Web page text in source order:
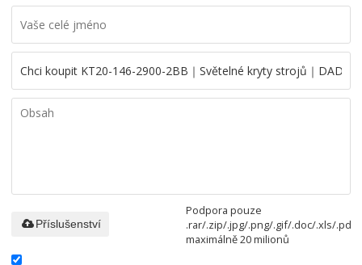
Podpora pouze
.rar/.zip/.jpg/.png/.gif/.doc/.xls/.pdf,
maximálně 20 milionů
Příslušenství